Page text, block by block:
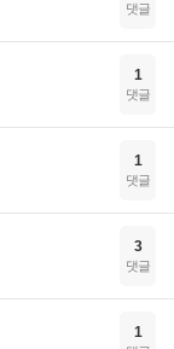
댓글
1
댓글
1
댓글
3
댓글
1